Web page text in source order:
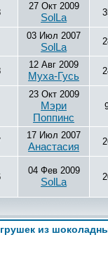
27 Окт 2009
SolLa
03 Июл 2007
SolLa
12 Авг 2009
Муха-Гусь
23 Окт 2009
Мэри
Поппинс
17 Июл 2007
Анастасия
04 Фев 2009
SolLa
из